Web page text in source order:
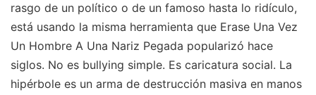
rasgo de un político o de un famoso hasta lo ridículo,
está usando la misma herramienta que Erase Una Vez
Un Hombre A Una Nariz Pegada popularizó hace
siglos. No es bullying simple. Es caricatura social. La
hipérbole es un arma de destrucción masiva en manos